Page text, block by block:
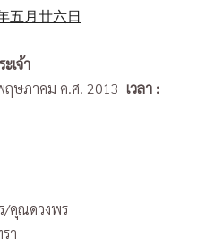
五月廿六日
เจ้า
ษภาคม ค.ศ. 2013 เวลา :
คุณดวงพร
า